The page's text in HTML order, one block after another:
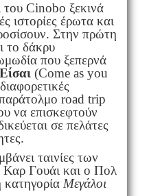
του Cinobo ξεκινά
ιστορίες έρωτα και
Στην πρώτη
το δάκρυ
που ξεπερνά
(Come as you
road trip
να επισκεφτούν
σε πελάτες
ταινίες των
Καρ Γουάι και ο Πολ
Μεγάλοι